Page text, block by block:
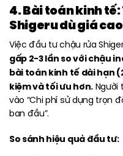
4. Bài toán kinh
Shigeru dù giá
Việc đầu tư chậu rửa
gấp 2-3 lần so với chậu
bài toán kinh tế dài hạn
kiệm và tối ưu hơn.Người
vào “Chi phí sử dụng trọn
ban đầu”.
So sánh hiệu quả đầu tư: